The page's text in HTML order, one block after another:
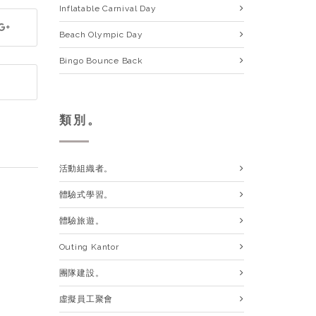
Inflatable Carnival Day
Beach Olympic Day
Bingo Bounce Back
類別。
活動組織者。
體驗式學習。
體驗旅遊。
Outing Kantor
團隊建設。
虛擬員工聚會